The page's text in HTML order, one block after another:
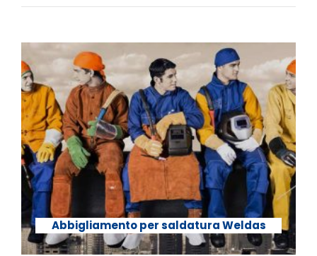
Abbigliamento per saldatura Weldas